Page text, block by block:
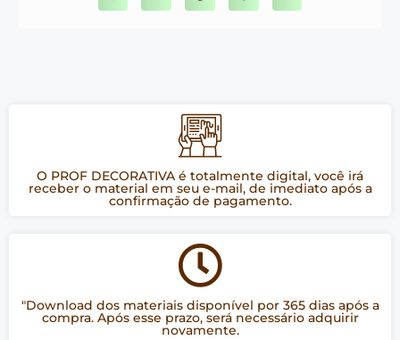
O PROF DECORATIVA é totalmente digital, você irá
receber o material em seu e-mail, de imediato após a
confirmação de pagamento.
"Download dos materiais disponível por 365 dias após a
compra. Após esse prazo, será necessário adquirir
novamente.